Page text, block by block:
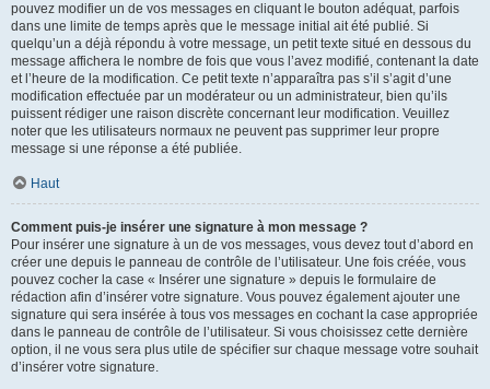
pouvez modifier un de vos messages en cliquant le bouton adéquat, parfois
dans une limite de temps après que le message initial ait été publié. Si
quelqu’un a déjà répondu à votre message, un petit texte situé en dessous du
message affichera le nombre de fois que vous l’avez modifié, contenant la date
et l’heure de la modification. Ce petit texte n’apparaîtra pas s’il s’agit d’une
modification effectuée par un modérateur ou un administrateur, bien qu’ils
puissent rédiger une raison discrète concernant leur modification. Veuillez
noter que les utilisateurs normaux ne peuvent pas supprimer leur propre
message si une réponse a été publiée.
Haut
Comment puis-je insérer une signature à mon message ?
Pour insérer une signature à un de vos messages, vous devez tout d’abord en
créer une depuis le panneau de contrôle de l’utilisateur. Une fois créée, vous
pouvez cocher la case « Insérer une signature » depuis le formulaire de
rédaction afin d’insérer votre signature. Vous pouvez également ajouter une
signature qui sera insérée à tous vos messages en cochant la case appropriée
dans le panneau de contrôle de l’utilisateur. Si vous choisissez cette dernière
option, il ne vous sera plus utile de spécifier sur chaque message votre souhait
d’insérer votre signature.